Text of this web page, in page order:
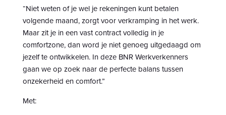
“Niet weten of je wel je rekeningen kunt betalen
volgende maand, zorgt voor verkramping in het werk.
Maar zit je in een vast contract volledig in je
comfortzone, dan word je niet genoeg uitgedaagd om
jezelf te ontwikkelen. In deze BNR Werkverkenners
gaan we op zoek naar de perfecte balans tussen
onzekerheid en comfort.”
Met: